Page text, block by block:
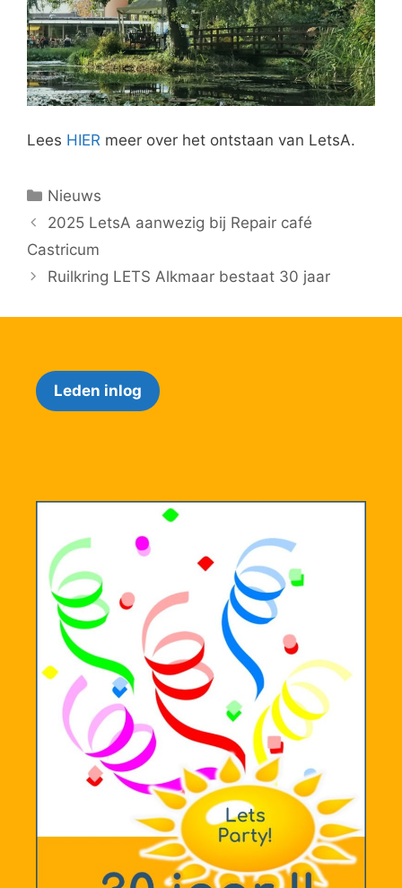
Lees HIER meer over het ontstaan van LetsA.
Categorieën
Nieuws
2025 LetsA aanwezig bij Repair café
Castricum
Ruilkring LETS Alkmaar bestaat 30 jaar
Leden inlog